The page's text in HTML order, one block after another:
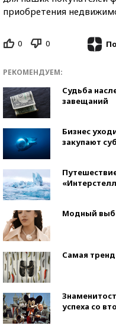
приобретения
0 0
РЕКОМЕНДУЕМ:
Судьба
завещаний
Бизнес
закупают
Модный
Самая
успеха со